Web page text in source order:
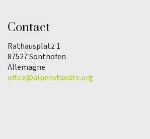
Contact
Rathausplatz 1
87527 Sonthofen
Allemagne
office@alpenstaedte.org